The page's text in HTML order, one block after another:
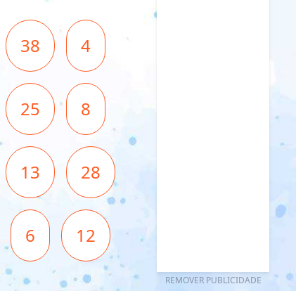
38 4
25 8
13 28
6 12
REMOVER PUBLICIDADE